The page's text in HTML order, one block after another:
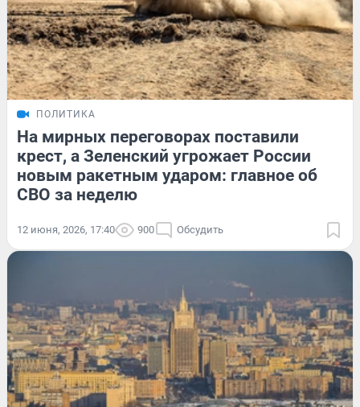
ПОЛИТИКА
На мирных переговорах поставили
крест, а Зеленский угрожает России
новым ракетным ударом: главное об
СВО за неделю
12 июня, 2026, 17:40 900 Обсудить